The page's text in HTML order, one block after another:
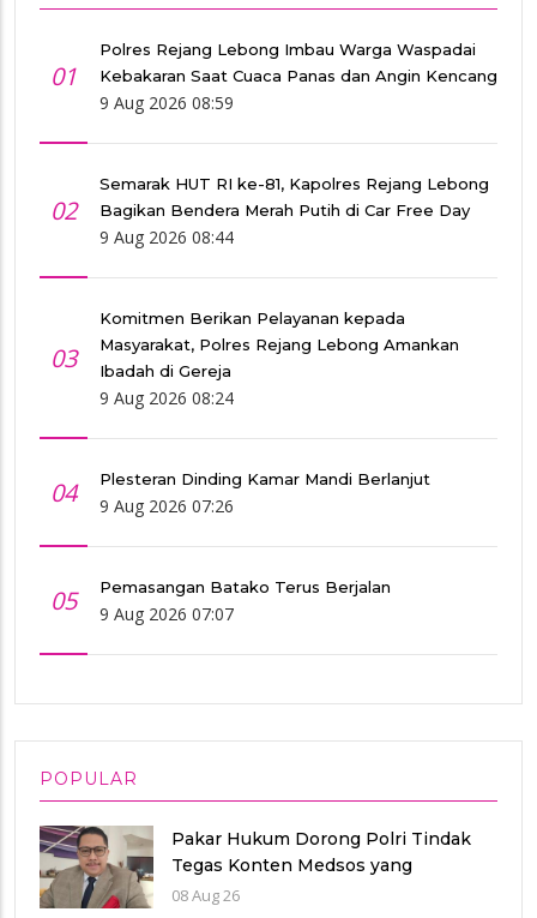
01
Polres Rejang Lebong Imbau Warga Waspadai
Kebakaran Saat Cuaca Panas dan Angin Kencang
9 Aug 2026 08:59
02
Semarak HUT RI ke-81, Kapolres Rejang Lebong
Bagikan Bendera Merah Putih di Car Free Day
9 Aug 2026 08:44
03
Komitmen Berikan Pelayanan kepada
Masyarakat, Polres Rejang Lebong Amankan
Ibadah di Gereja
9 Aug 2026 08:24
04 Plesteran Dinding Kamar Mandi Berlanjut
9 Aug 2026 07:26
05 Pemasangan Batako Terus Berjalan
9 Aug 2026 07:07
POPULAR
Pakar Hukum Dorong Polri Tindak
Tegas Konten Medsos yang
Mengandung Provokasi
08 Aug 26